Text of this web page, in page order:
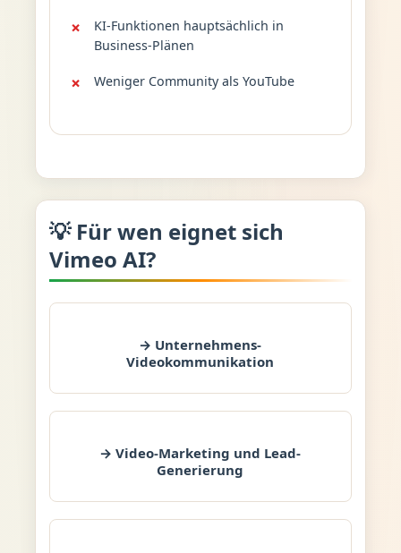
KI-Funktionen hauptsächlich in
Business-Plänen
Weniger Community als YouTube
💡 Für wen eignet sich
Vimeo AI?
→ Unternehmens-
Videokommunikation
→ Video-Marketing und Lead-
Generierung